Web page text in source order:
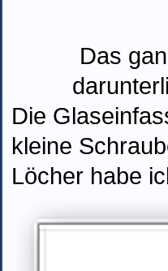
Das
Die
kleine
Löcher habe